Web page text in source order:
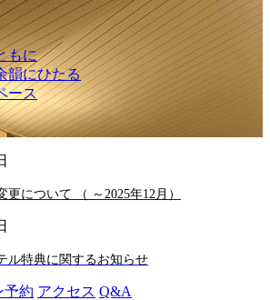
もに
韻にひたる
ース
について （ ～2025年12月）
ル特典に関するお知らせ
予約 アクセス Q&A